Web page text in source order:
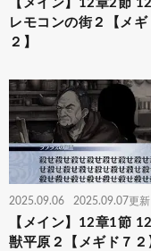
【メイン】12章2節
レモコンの街２【メギ
２】
2025.09.06 2025.09.07更新
【メイン】12章1節
獣平原２【メギド７２